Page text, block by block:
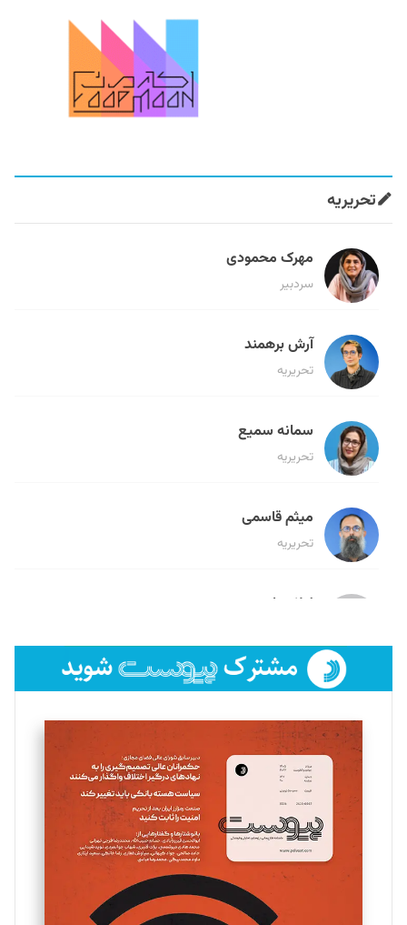
تحریریه
مهرک محمودی
سردبیر
آرش برهمند
تحریریه
سمانه سمیع
تحریریه
میثم قاسمی
تحریریه
لیلا حنارود
فائزه فتحی رستمی
تحریریه
سروش کرمیان
تحریریه
مینا پاکدل